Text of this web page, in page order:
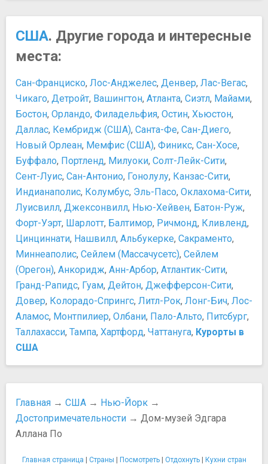
Галерея Луринг-Огустин
Галерея Мэри Бун
Галерея Мэтью Маркса
Детский Музей Бруклина
Дом-музей Луи Армстронга
Дом-музей Эдгара Аллана По
Дом-музей Элис Остен
Еврейский музей
Испанское общество Америки
Коллекция Фрика
Купеческий дом-музей
Линкольн-центр
Метрополитен-музей
Музей «Таверна Фрэнсиса»
Музей американских финансов
Музей американского искусства Уитни
Музей американского народного искусства
Музей африканского искусства
Музей Дизайна Купер-Хьюитт
Музей иммиграции
Музей Искусств Бронкса
Музей искусства в Квинсе
Музей небоскрёбов
Музей Ногучи
Музей Нью-Йорка
Музей секса
Чаевые
История и культура
15 интересных фактов о Дне благодарения
История Нью-Йорка
Традиции и менталитет нью-йоркцев
Развлечения и отдых
Куда сходить с детьми в Нью-Йорке
Пляжи Нью-Йорка
Развлечения в Нью-Йорке
Чем заняться в Нью-Йорке
Покупки
Tax free в США
Правила шопинга в Нью-Йорке
Сувениры из Нью-Йорка
Шопинг в Нью-Йорке
Еда и напитки
10 лучших блюд американской кухни, которые стоит
попробовать
Алкоголь в США
Еда и напитки в Нью-Йорке
Клэм-чаудер
Особенности национальной американской кухни
Рестораны и кафе
Фаст-фуды Манхэттена
Аренда автомобиля в США
Аэропорт имени Джона Кеннеди
Аэропорт Ла-Гуардия
США. Другие города и интересные
места:
Сан-Франциско, Лос-Анджелес, Денвер, Лас-Вегас,
Чикаго, Детройт, Вашингтон, Атланта, Сиэтл, Майами,
Бостон, Орландо, Филадельфия, Остин, Хьюстон,
Даллас, Кембридж (США), Санта-Фе, Сан-Диего,
Новый Орлеан, Мемфис (США), Финикс, Сан-Хосе,
Буффало, Портленд, Милуоки, Солт-Лейк-Сити,
Сент-Луис, Сан-Антонио, Гонолулу, Канзас-Сити,
Индианаполис, Колумбус, Эль-Пасо, Оклахома-Сити,
Луисвилл, Джексонвилл, Нью-Хейвен, Батон-Руж,
Форт-Уэрт, Шарлотт, Балтимор, Ричмонд, Кливленд,
Цинциннати, Нашвилл, Альбукерке, Сакраменто,
Миннеаполис, Сейлем (Массачусетс), Сейлем
(Орегон), Анкоридж, Анн-Арбор, Атлантик-Сити,
Гранд-Рапидс, Гуам, Дейтон, Джефферсон-Сити,
Довер, Колорадо-Спрингс, Литл-Рок, Лонг-Бич, Лос-
Аламос, Монтпилиер, Олбани, Пало-Альто, Питсбург,
Таллахасси, Тампа, Хартфорд, Чаттануга, Курорты в
США
Главная → США → Нью-Йорк →
Достопримечательности → Дом-музей Эдгара
Аллана По
Главная страница | Страны | Посмотреть| Отдохнуть| Кухни стран